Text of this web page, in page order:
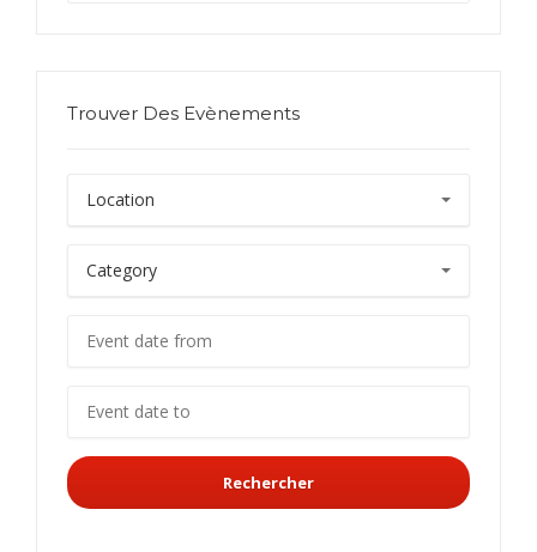
Trouver Des Evènements
Rechercher